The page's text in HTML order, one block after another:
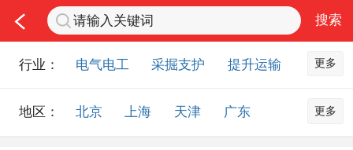
行业： 电气电工 采掘支护
提升运输
排水设备
钻探设备
非金属品
更多
地区： 北京 上海 天津
广东
更多